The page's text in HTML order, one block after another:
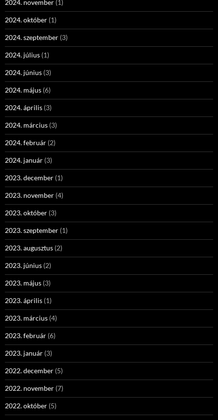
2024. november (1)
2024. október (1)
2024. szeptember (3)
2024. július (1)
2024. június (3)
2024. május (6)
2024. április (3)
2024. március (3)
2024. február (2)
2024. január (3)
2023. december (1)
2023. november (4)
2023. október (3)
2023. szeptember (1)
2023. augusztus (2)
2023. június (2)
2023. május (3)
2023. április (1)
2023. március (4)
2023. február (6)
2023. január (3)
2022. december (5)
2022. november (7)
2022. október (5)